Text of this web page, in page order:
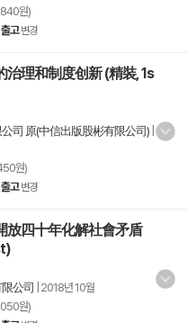
원)
고 변경
理和制度创新 (精裝, 1s
司 原(中信出版股彬有限公司)
원)
고 변경
放四十年化解社會矛盾
公司
2018년 10월
원)